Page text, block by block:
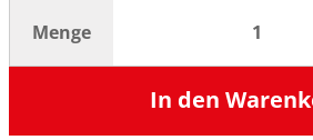
Menge
In den